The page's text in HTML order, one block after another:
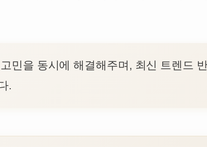
민을 동시에 해결해주며, 최신 트렌드
.